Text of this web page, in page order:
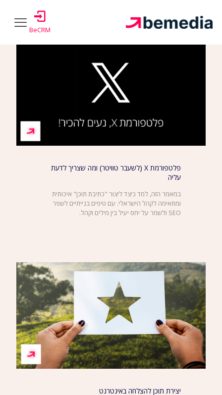
BeCRM
Show all
פלטפורמת X (לשעבר טוויטר) ומה שצריך לדעת
עליה
במאמר הזה, למד כיצד ליצור "כתיבת תוכן" איכותית
ומתאימה לקהל הישראלי. עם טיפים בנייתיים לשפר
SEO ולשמר על יחס יעיל בין מילים וקהל.
יצירת תוכן להצלחה באינטרנט